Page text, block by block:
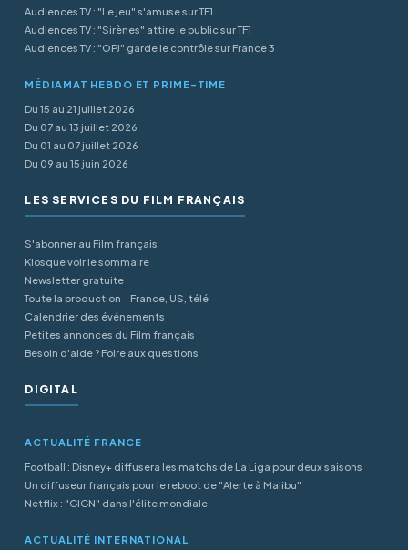
Audiences TV : "Le jeu" s'amuse sur TF1
Audiences TV : "Sirènes" attire le public sur TF1
Audiences TV : "OPJ" garde le contrôle sur France 3
MÉDIAMAT HEBDO ET PRIME-TIME
Du 15 au 21 juillet 2026
Du 07 au 13 juillet 2026
Du 01 au 07 juillet 2026
Du 09 au 15 juin 2026
LES SERVICES DU FILM FRANÇAIS
S'abonner au Film français
Kiosque voir le sommaire
Newsletter gratuite
Toute la production - France, US, télé
Calendrier des événements
Petites annonces du Film français
Besoin d'aide ? Foire aux questions
DIGITAL
ACTUALITÉ FRANCE
Football : Disney+ diffusera les matchs de La Liga pour deux saisons
Un diffuseur français pour le reboot de "Alerte à Malibu"
Netflix : "GIGN" dans l'élite mondiale
ACTUALITÉ INTERNATIONAL